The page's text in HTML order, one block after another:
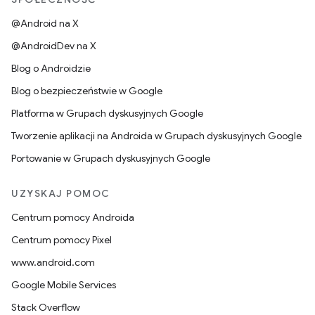
@Android na X
@AndroidDev na X
Blog o Androidzie
Blog o bezpieczeństwie w Google
Platforma w Grupach dyskusyjnych Google
Tworzenie aplikacji na Androida w Grupach dyskusyjnych Google
Portowanie w Grupach dyskusyjnych Google
UZYSKAJ POMOC
Centrum pomocy Androida
Centrum pomocy Pixel
www.android.com
Google Mobile Services
Stack Overflow